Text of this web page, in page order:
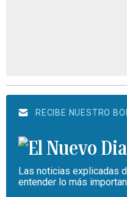
RECIBE NUESTRO
Las noticias explicadas
entender lo más